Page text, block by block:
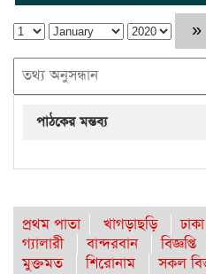
পাঠকের মন্তব্য
প্রথম পাতা খাগড়াছড়ি ঢাকা
গ্যালারী
বান্দরবান বিজ্ঞপ্তি
মুক্তমত
শিরোনাম সকল